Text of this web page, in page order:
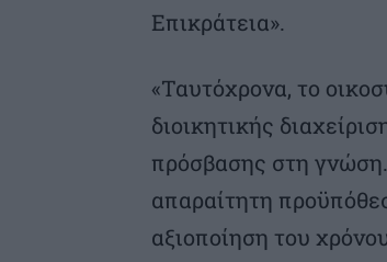
Επικράτεια».
«Ταυτόχρονα, το
διοικητικής
πρόσβασης στη
απαραίτητη
αξιοποίηση του